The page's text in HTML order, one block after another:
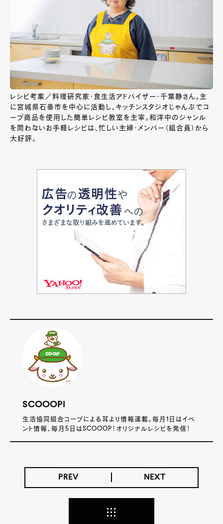
レシピ考案／料理研究家・食生活アドバイザー・千葉静さん。主
に宮城県石巻市を中心に活動し、キッチンスタジオじゃんぷでコ
ープ商品を使用した簡単レシピ教室を主宰。和洋中のジャンル
を問わないお手軽レシピは、忙しい主婦・メンバー（組合員）から
大好評。
SCOOOP!
生活協同組合コープによる耳より情報連載。毎月1日はイベ
ント情報、毎月5日はSCOOOP！オリジナルレシピを発信！
PREV NEXT